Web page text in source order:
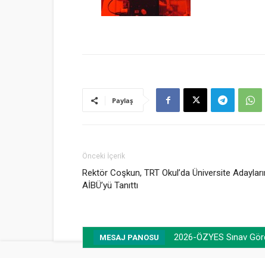
Paylaş
Önceki İçerik
Rektör Coşkun, TRT Okul’da Üniversite
AİBÜ’yü Tanıttı
MESAJ PANOSU 2026-ÖZYES Sınav